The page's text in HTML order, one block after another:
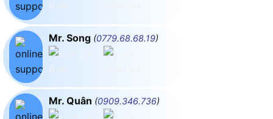
Mr. Song (0779.68.68.19)
Mr. Quân (0909.346.736)